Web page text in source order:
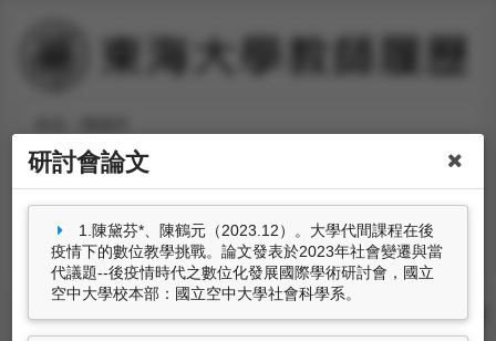
職稱：教育所助理教授
分機號碼：#36900-246
個人資料 教學授課 研究計畫 學術著作
獲獎
產學互動
研討會論文
1.陳黛芬*、陳鶴元（2023.12）。大學代間課程在後
疫情下的數位教學挑戰。論文發表於2023年社會變遷與當
代議題--後疫情時代之數位化發展國際學術研討會，國立
空中大學校本部：國立空中大學社會科學系。